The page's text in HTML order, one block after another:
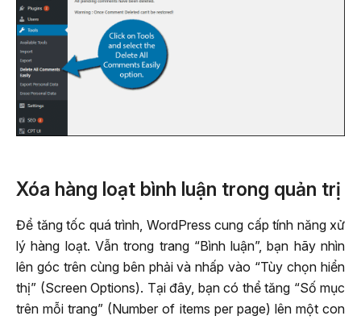
Xóa hàng loạt bình luận trong quản trị
Để tăng tốc quá trình, WordPress cung cấp tính năng xử
lý hàng loạt. Vẫn trong trang “Bình luận”, bạn hãy nhìn
lên góc trên cùng bên phải và nhấp vào “Tùy chọn hiển
thị” (Screen Options). Tại đây, bạn có thể tăng “Số mục
trên mỗi trang” (Number of items per page) lên một con